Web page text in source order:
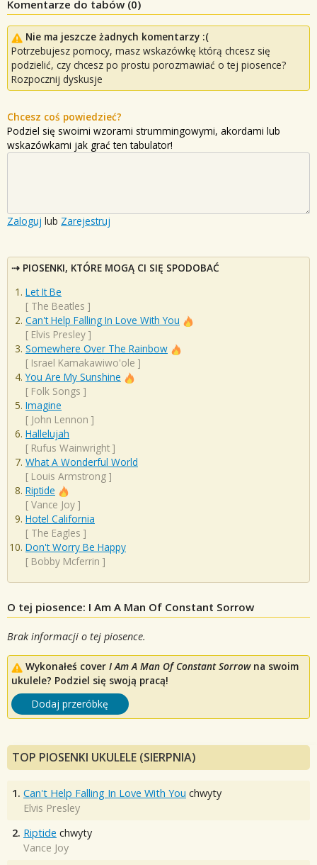
Komentarze do tabów (0)
Nie ma jeszcze żadnych komentarzy :(
Potrzebujesz pomocy, masz wskazówkę którą chcesz się
podzielić, czy chcesz po prostu porozmawiać o tej piosence?
Rozpocznij dyskusje
Chcesz coś powiedzieć?
Podziel się swoimi wzorami strummingowymi, akordami lub
wskazówkami jak grać ten tabulator!
Zaloguj lub Zarejestruj
PIOSENKI, KTÓRE MOGĄ CI SIĘ SPODOBAĆ
Let It Be
[ The Beatles ]
Can't Help Falling In Love With You
[ Elvis Presley ]
Somewhere Over The Rainbow
[ Israel Kamakawiwo'ole ]
You Are My Sunshine
[ Folk Songs ]
Imagine
[ John Lennon ]
Hallelujah
[ Rufus Wainwright ]
What A Wonderful World
[ Louis Armstrong ]
Riptide
[ Vance Joy ]
Hotel California
[ The Eagles ]
Don't Worry Be Happy
[ Bobby Mcferrin ]
O tej piosence: I Am A Man Of Constant Sorrow
Brak informacji o tej piosence.
Wykonałeś cover I Am A Man Of Constant Sorrowna swoim
ukulele? Podziel się swoją pracą!
Dodaj przeróbkę
TOP PIOSENKI UKULELE (SIERPNIA)
1. Can't Help Falling In Love With You chwyty
Elvis Presley
2. Riptide chwyty
Vance Joy